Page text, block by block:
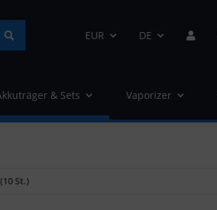
EUR DE
& Sets Vaporizer
St.)